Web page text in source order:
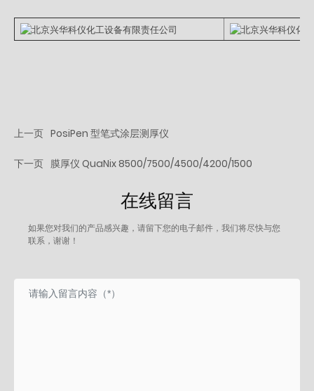
上一页 PosiPen 型笔式涂层测厚仪
下一页 膜厚仪 QuaNix 8500/7500/4500/4200/1500
在线留言
如果您对我们的产品感兴趣，请留下您的电子邮件，我们将尽快与您
联系，谢谢！